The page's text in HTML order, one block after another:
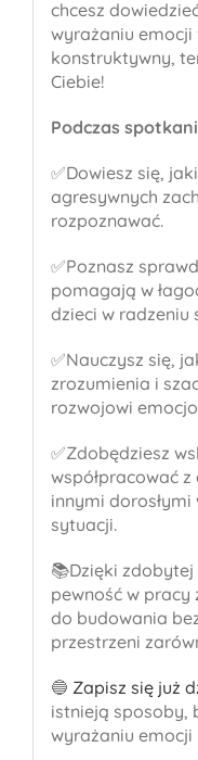
chcesz
wyrażaniu
konstruktywny,
Ciebie!
Podczas
✅Dowiesz się,
agresywnych
rozpoznawać.
✅Poznasz
pomagają w
dzieci w radzeniu
✅Nauczysz się,
zrozumienia i
rozwojowi
✅Zdobędziesz
współpracować
innymi
sytuacji.
📚Dzięki
pewność w pracy
do budowania
przestrzeni
🔵 Zapisz się już
istnieją sposoby,
wyrażaniu emocji